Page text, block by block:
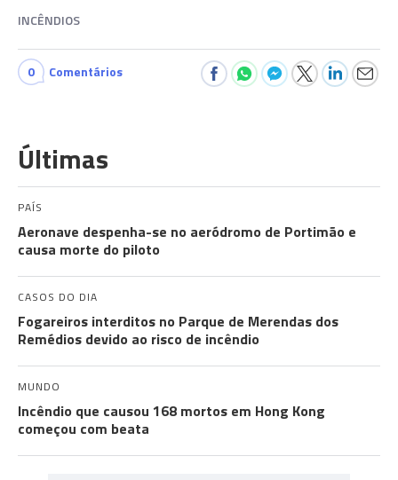
INCÊNDIOS
0 Comentários
Últimas
PAÍS
Aeronave despenha-se no aeródromo de Portimão e
causa morte do piloto
CASOS DO DIA
Fogareiros interditos no Parque de Merendas dos
Remédios devido ao risco de incêndio
MUNDO
Incêndio que causou 168 mortos em Hong Kong
começou com beata